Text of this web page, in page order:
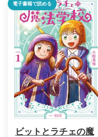
電子書籍で読める
ビットとラチェの魔